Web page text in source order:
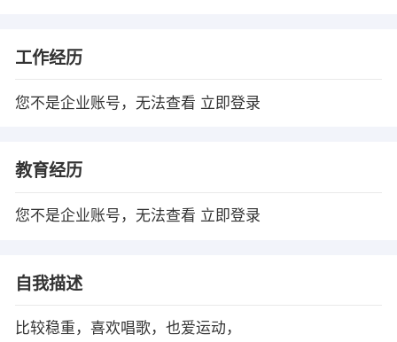
工作经历
您不是企业账号，无法查看 立即登录
教育经历
您不是企业账号，无法查看 立即登录
自我描述
比较稳重，喜欢唱歌，也爱运动，